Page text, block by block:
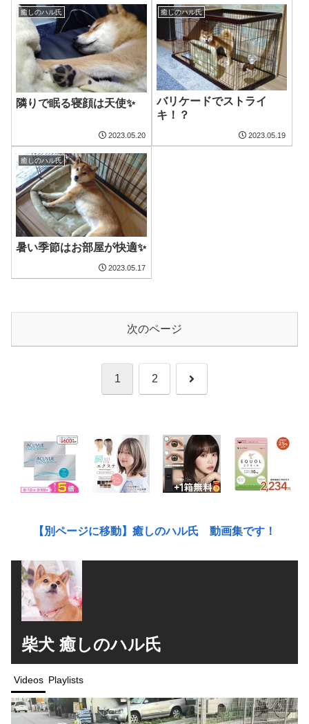
癒しのハル氏
隣りで眠る寝顔は天使✨
2023.05.20
癒しのハル氏
バリケードでストライ
キ！？
2023.05.19
癒しのハル氏
暑い季節はお部屋が快適✨
2023.05.17
次のページ
1 2 次
【別ページに移動】癒しのハル氏 動画集です！
柴犬 癒しのハル氏
Videos Playlists